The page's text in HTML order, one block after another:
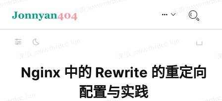
Nginx 中的 Rewrite 的重定向
配置与实践